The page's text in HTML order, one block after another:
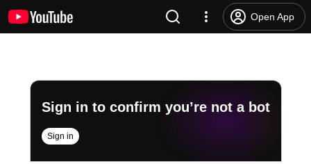
Open App
Sign in to confirm you’re not a bot
Sign in